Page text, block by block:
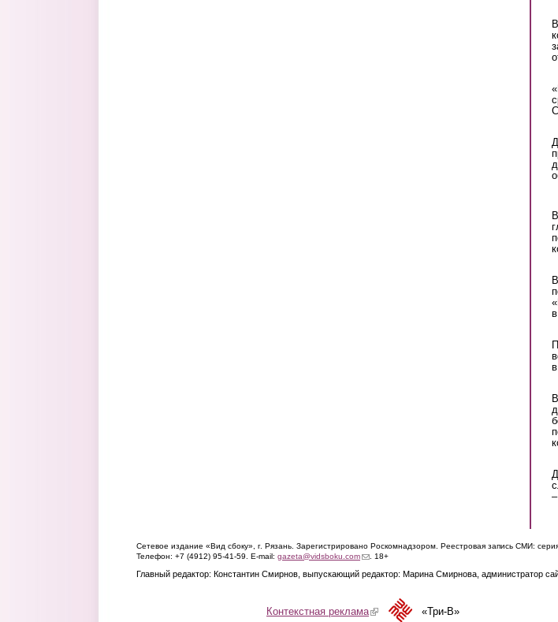
Сетевое издание «Вид сбоку», г. Рязань. Зарегистрировано Роскомнадзором. Реестровая запись СМИ:
Телефон: +7 (4912) 95-41-59. E-mail: gazeta@vidsboku.com(link sends e-mail)
. 18+
Главный редактор: Константин Смирнов, выпускающий редактор: Марина Смирнова, администратор
Контекстная реклама(link is external)«Три-В»